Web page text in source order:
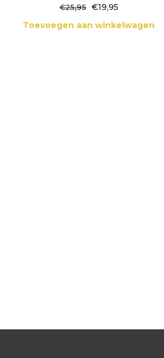
€25,95
Oorspronkelijke
prijs
was:
€19,95Huidige
is:
Toevoegen aan winkelwagen